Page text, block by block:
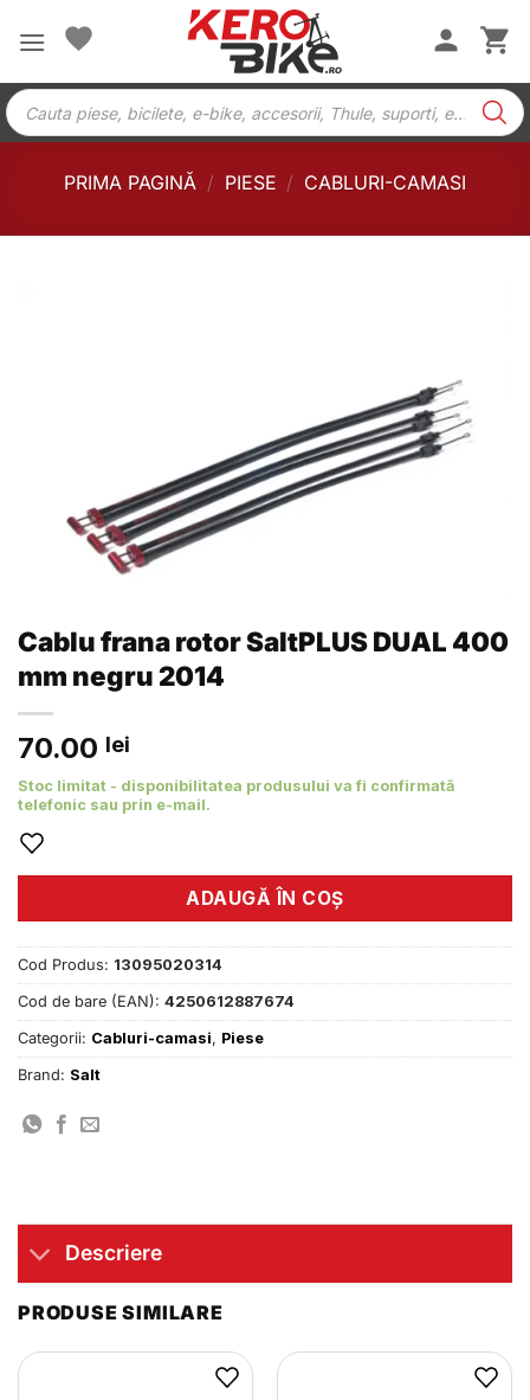
Products
search
PRIMA PAGINĂ / PIESE / CABLURI-CAMASI
Cablu frana rotor SaltPLUS DUAL 400
mm negru 2014
70.00 lei
Stoc limitat - disponibilitatea produsului va fi confirmată
telefonic sau prin e-mail.
ADAUGĂ ÎN COȘ
Cod Produs: 13095020314
Cod de bare (EAN): 4250612887674
Categorii: Cabluri-camasi, Piese
Brand: Salt
Descriere
PRODUSE SIMILARE